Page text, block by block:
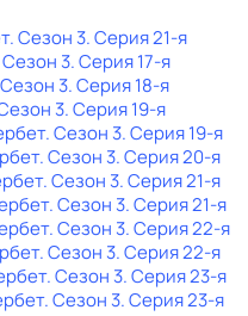
. Сезон 3. Серия 21-я
Сезон 3. Серия 17-я
3. Серия 18-я
3. Серия 19-я
. Сезон 3. Серия 19-я
. Сезон 3. Серия 20-я
. Сезон 3. Серия 21-я
. Сезон 3. Серия 21-я
. Сезон 3. Серия 22-я
. Сезон 3. Серия 22-я
. Сезон 3. Серия 23-я
. Сезон 3. Серия 23-я